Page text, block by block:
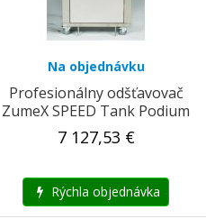
Na objednávku
Profesionálny odšťavovač
ZumeX SPEED Tank Podium
Digital
7 127,53 €
Rýchla objednávka